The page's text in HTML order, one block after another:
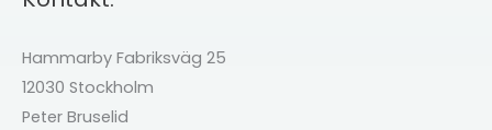
Hammarby Fabriksväg 25
12030 Stockholm
Peter Bruselid